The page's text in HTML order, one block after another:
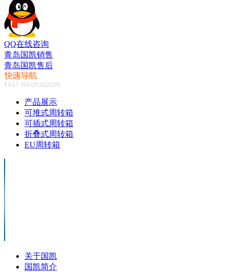
QQ在线咨询
青岛国凯销售
青岛国凯售后
产品展示
可堆式周转箱
可插式周转箱
折叠式周转箱
EU周转箱
关于国凯
国凯简介